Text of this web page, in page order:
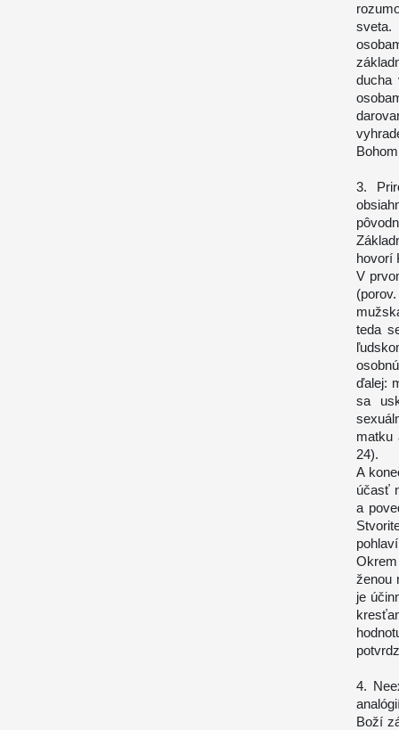
sveta.
ducha
3.
hovorí
V
teda
ďalej:
sa
matku
24).
A
účasť
a
ženou
je
4.
Boží